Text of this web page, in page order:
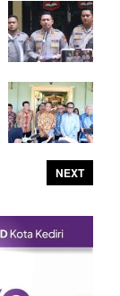
NEXT